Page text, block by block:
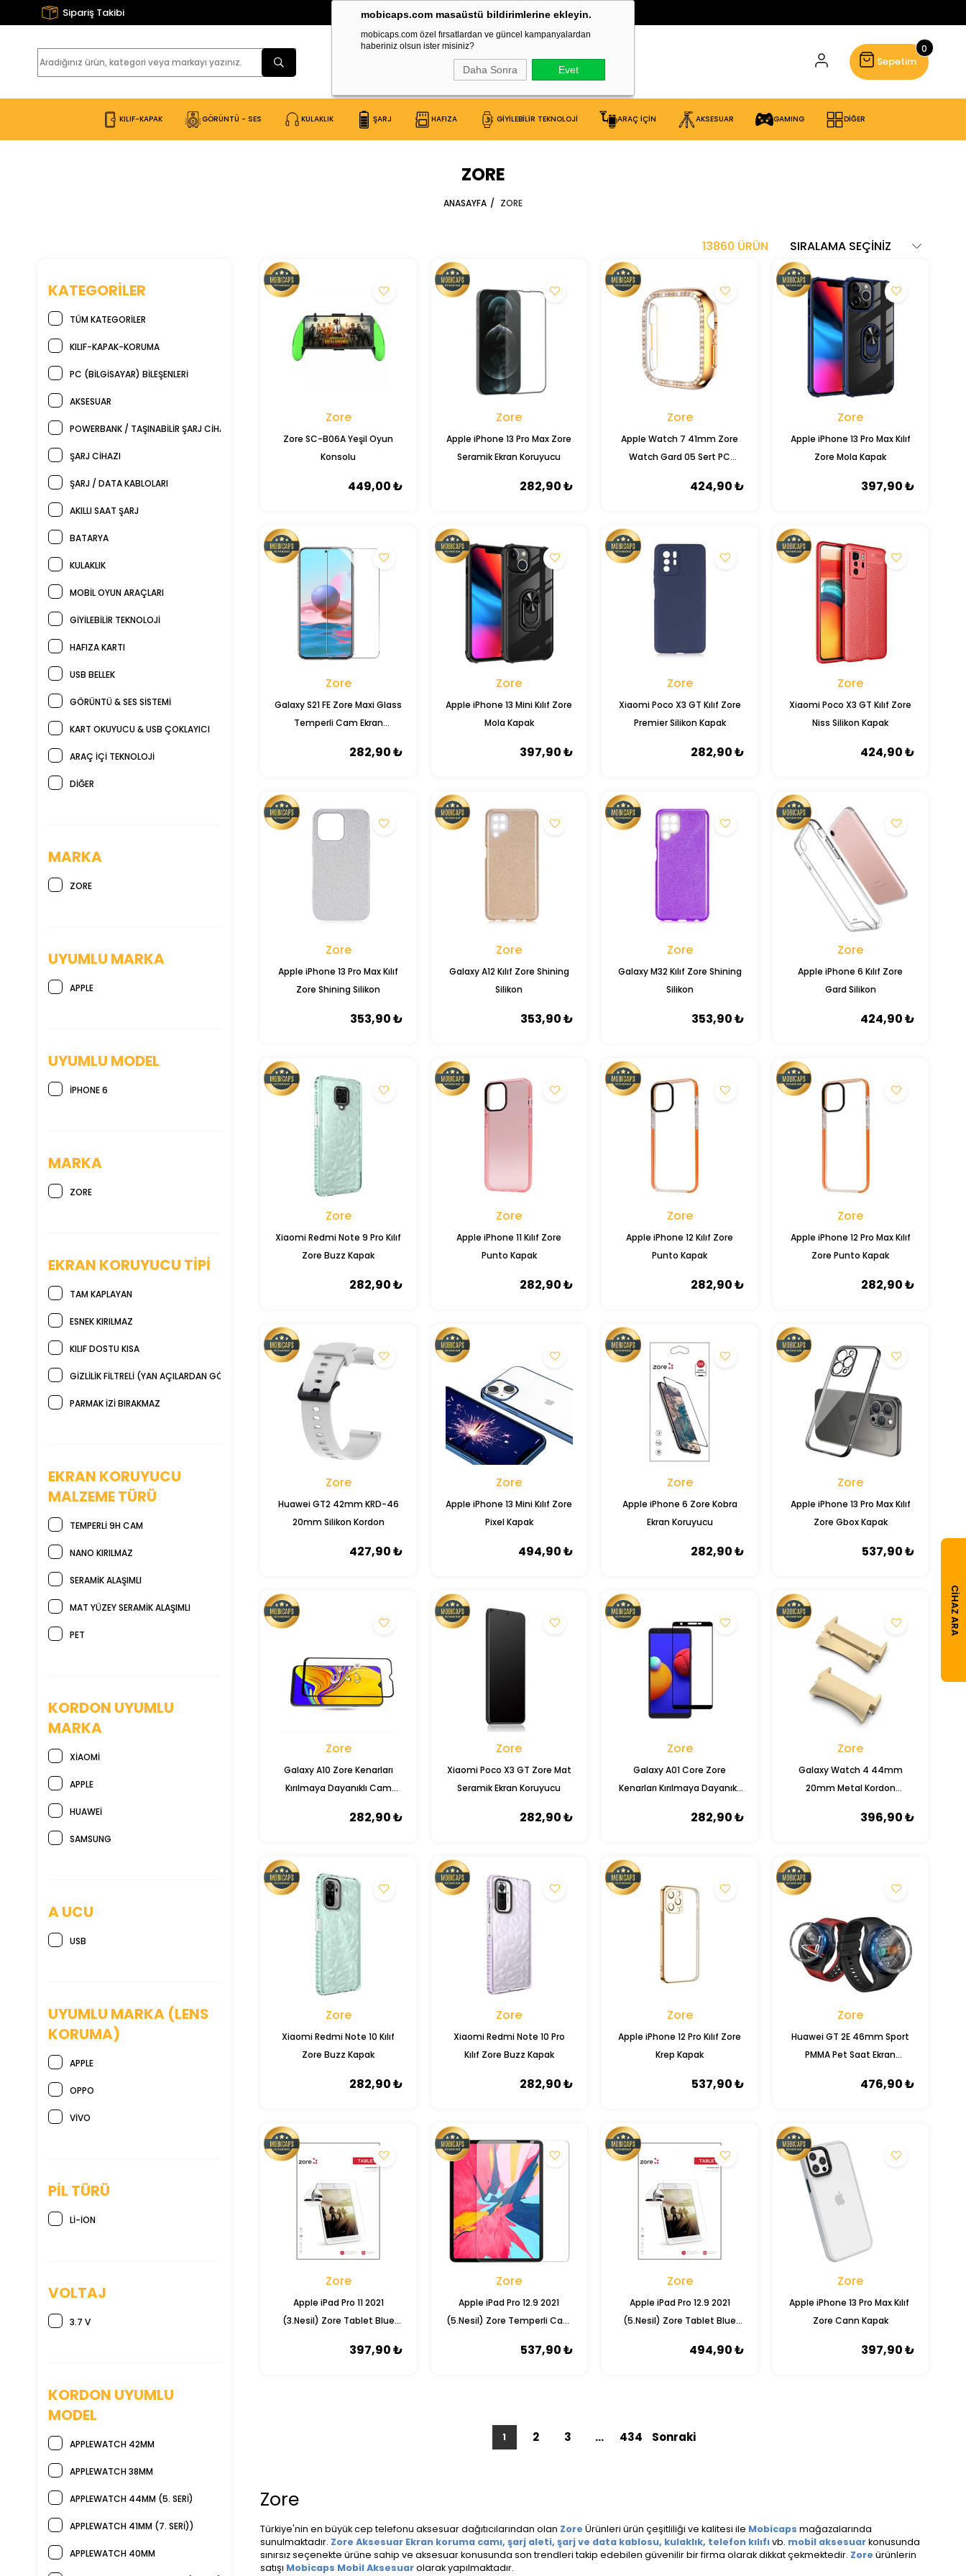
mobicaps.com masaüstü bildirimlerine ekleyin.
mobicaps.com özel fırsatlardan ve güncel kampanyalardan
haberiniz olsun ister misiniz?
Daha Sonra Evet
Sipariş Takibi 30.000 Çeşit Ürün Burada!
Sepetim
0
KILIF-KAPAK GÖRÜNTÜ - SES KULAKLIK ŞARJ HAFIZA GİYİLEBİLİR TEKNOLOJİ ARAÇ İÇİN AKSESUAR GAMING DİĞER
ZORE
ANASAYFA ZORE
13860 ÜRÜN
KATEGORILER
TÜM KATEGORILER
KILIF-KAPAK-KORUMA
PC (BİLGİSAYAR) BİLEŞENLERİ
AKSESUAR
POWERBANK / TAŞINABILIR ŞARJ CIHAZLARI
ŞARJ CİHAZI
ŞARJ / DATA KABLOLARI
AKILLI SAAT ŞARJ
BATARYA
KULAKLIK
MOBİL OYUN ARAÇLARI
GİYİLEBİLİR TEKNOLOJİ
HAFIZA KARTI
USB BELLEK
GÖRÜNTÜ & SES SİSTEMİ
KART OKUYUCU & USB ÇOKLAYICI
ARAÇ İÇİ TEKNOLOJİ
DİĞER
MARKA
ZORE
UYUMLU MARKA
APPLE
UYUMLU MODEL
IPHONE 6
MARKA
ZORE
EKRAN KORUYUCU TIPI
TAM KAPLAYAN
ESNEK KIRILMAZ
KILIF DOSTU KISA
GIZLILIK FILTRELI (YAN AÇILARDAN GÖZÜKMEZ)
PARMAK İZI BIRAKMAZ
EKRAN KORUYUCU
MALZEME TÜRÜ
TEMPERLI 9H CAM
NANO KIRILMAZ
SERAMIK ALAŞIMLI
MAT YÜZEY SERAMIK ALAŞIMLI
PET
KORDON UYUMLU
MARKA
XIAOMI
APPLE
HUAWEI
SAMSUNG
A UCU
USB
UYUMLU MARKA (LENS
KORUMA)
APPLE
OPPO
VIVO
PIL TÜRÜ
LI-ION
VOLTAJ
3.7 V
KORDON UYUMLU
MODEL
APPLEWATCH 42MM
APPLEWATCH 38MM
APPLEWATCH 44MM (5. SERI)
APPLEWATCH 41MM (7. SERI))
APPLEWATCH 40MM
Zore
Zore SC-B06A Yeşil Oyun
Konsolu
449,00 ₺
Zore
Apple iPhone 13 Pro Max Zore
Seramik Ekran Koruyucu
282,90 ₺
Zore
Apple Watch 7 41mm Zore
Watch Gard 05 Sert PC
424,90 ₺
Zore
Apple iPhone 13 Pro Max Kılıf
Zore Mola Kapak
397,90 ₺
Zore
Galaxy S21 FE Zore Maxi Glass
Temperli Cam Ekran
282,90 ₺
Zore
Apple iPhone 13 Mini Kılıf Zore
Mola Kapak
397,90 ₺
Zore
Xiaomi Poco X3 GT Kılıf Zore
Premier Silikon Kapak
282,90 ₺
Zore
Xiaomi Poco X3 GT Kılıf Zore
Niss Silikon Kapak
424,90 ₺
Zore
Apple iPhone 13 Pro Max Kılıf
Zore Shining Silikon
353,90 ₺
Zore
Galaxy A12 Kılıf Zore Shining
Silikon
353,90 ₺
Zore
Galaxy M32 Kılıf Zore Shining
Silikon
353,90 ₺
Zore
Apple iPhone 6 Kılıf Zore
Gard Silikon
424,90 ₺
Zore
Xiaomi Redmi Note 9 Pro Kılıf
Zore Buzz Kapak
282,90 ₺
Zore
Apple iPhone 11 Kılıf Zore
Punto Kapak
282,90 ₺
Zore
Apple iPhone 12 Kılıf Zore
Punto Kapak
282,90 ₺
Zore
Apple iPhone 12 Pro Max Kılıf
Zore Punto Kapak
282,90 ₺
Zore
Huawei GT2 42mm KRD-46
20mm Silikon Kordon
427,90 ₺
Zore
Apple iPhone 13 Mini Kılıf Zore
Pixel Kapak
494,90 ₺
Zore
Apple iPhone 6 Zore Kobra
Ekran Koruyucu
282,90 ₺
Zore
Apple iPhone 13 Pro Max Kılıf
Zore Gbox Kapak
537,90 ₺
Zore
Galaxy A10 Zore Kenarları
Kırılmaya Dayanıklı Cam
282,90 ₺
Zore
Xiaomi Poco X3 GT Zore Mat
Seramik Ekran Koruyucu
282,90 ₺
Zore
Galaxy A01 Core Zore
Kenarları Kırılmaya Dayanıklı
282,90 ₺
Zore
Galaxy Watch 4 44mm
20mm Metal Kordon
396,90 ₺
Zore
Xiaomi Redmi Note 10 Kılıf
Zore Buzz Kapak
282,90 ₺
Zore
Xiaomi Redmi Note 10 Pro
Kılıf Zore Buzz Kapak
282,90 ₺
Zore
Apple iPhone 12 Pro Kılıf Zore
Krep Kapak
537,90 ₺
Zore
Huawei GT 2E 46mm ​Sport
PMMA Pet Saat Ekran
476,90 ₺
Zore
Apple iPad Pro 11 2021
(3.Nesil) Zore Tablet Blue
397,90 ₺
Zore
Apple iPad Pro 12.9 2021
(5.Nesil) Zore Temperli Cam
537,90 ₺
Zore
Apple iPad Pro 12.9 2021
(5.Nesil) Zore Tablet Blue
494,90 ₺
Zore
Apple iPhone 13 Pro Max Kılıf ​​
Zore Cann Kapak
397,90 ₺
1 2 3 ... 434
Zore
Türkiye'nin en büyük cep telefonu aksesuar dağıtıcılarından olan Zore Ürünleri ürün çeşitliliği ve kalitesi ile Mobicaps mağazalarında
sunulmaktadır. Zore Aksesuar Ekran koruma camı, şarj aleti, şarj ve data kablosu, kulaklık, telefon kılıfıvb. mobil aksesuarkonusunda
sınırsız seçenekte ürüne sahip ve aksesuar konusunda son trendleri takip edebilen güvenilir bir firma olarak dikkat çekmektedir. Zore ürünlerin
satışı Mobicaps Mobil Aksesuarolarak yapılmaktadır.
CIHAZ ARA